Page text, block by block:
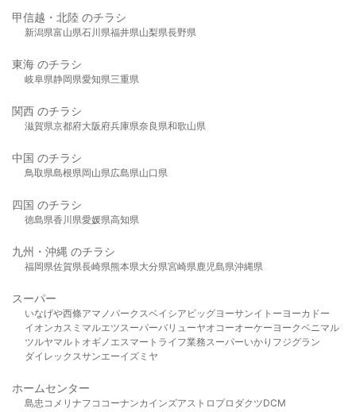
甲信越・北陸 のチラシ
新潟県富山県石川県福井県山梨県長野県
東海 のチラシ
岐阜県静岡県愛知県三重県
関西 のチラシ
滋賀県京都府大阪府兵庫県奈良県和歌山県
中国 のチラシ
鳥取県島根県岡山県広島県山口県
四国 のチラシ
徳島県香川県愛媛県高知県
九州・沖縄 のチラシ
福岡県佐賀県長崎県熊本県大分県宮崎県鹿児島県沖縄県
スーパー
いなげや西條アマノパークスベイシア ビッグヨーサンイトーヨーカドー
イオンカスミ マルエツスーパーバリューヤオコーオーケー ヨークベニマル
ツルヤマルト オギノ エスマート ライフ業務スーパーいかり フジグラン
ダイレックスサンエーイズミヤ
ホームセンター
島忠 コメリ ナフコ コーナンカインズアストロプロダクツDCM